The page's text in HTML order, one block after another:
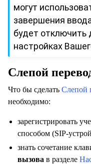
могут
завершения
будет отключить
настройках
Слепой
Что бы сделать Слепой
необходимо:
зарегистрировать
способом (SIP-
знать сочетание
вызова в разделе